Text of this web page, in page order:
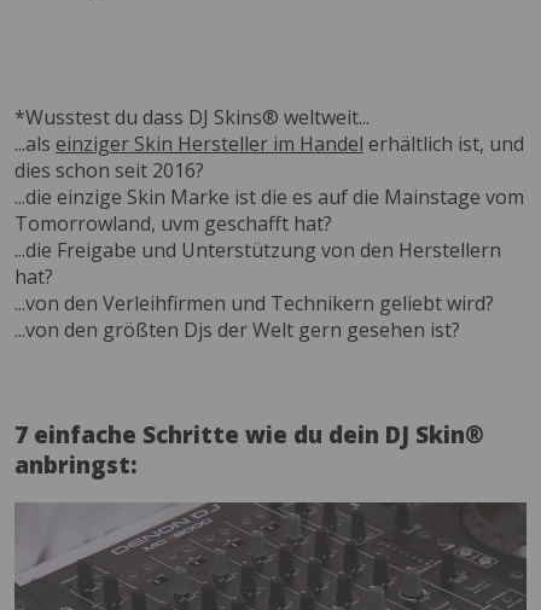
*Wusstest du dass DJ Skins® weltweit...
...als einziger Skin Hersteller im Handel erhältlich ist, und
dies schon seit 2016?
...die einzige Skin Marke ist die es auf die Mainstage vom
Tomorrowland, uvm geschafft hat?
...die Freigabe und Unterstützung von den Herstellern
hat?
...von den Verleihfirmen und Technikern geliebt wird?
...von den größten Djs der Welt gern gesehen ist?
7 einfache Schritte wie du dein DJ Skin®
anbringst: